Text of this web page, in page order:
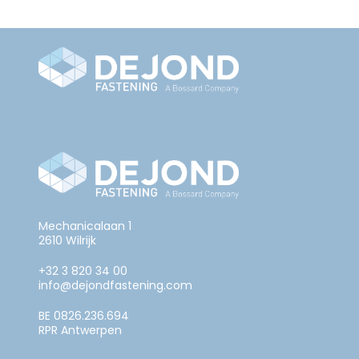
Mechanicalaan 1
2610 Wilrijk
+32 3 820 34 00
info@dejondfastening.com
BE 0826.236.694
RPR Antwerpen